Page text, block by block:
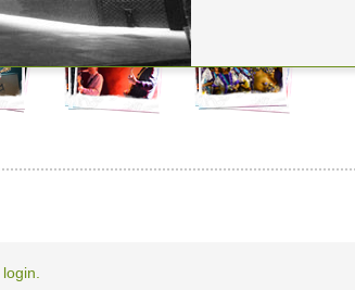
2000
login.